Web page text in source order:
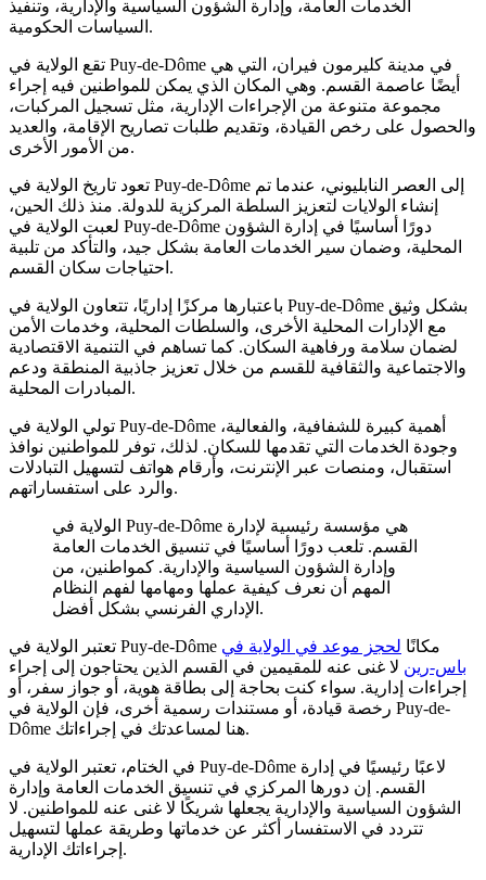
الخدمات العامة، وإدارة الشؤون السياسية والإدارية، وتنفيذ
السياسات الحكومية.
تقع الولاية في Puy-de-Dôme في مدينة كليرمون فيران، التي هي
أيضًا عاصمة القسم. وهي المكان الذي يمكن للمواطنين فيه إجراء
مجموعة متنوعة من الإجراءات الإدارية، مثل تسجيل المركبات،
والحصول على رخص القيادة، وتقديم طلبات تصاريح الإقامة، والعديد
من الأمور الأخرى.
تعود تاريخ الولاية في Puy-de-Dôme إلى العصر النابليوني، عندما تم
إنشاء الولايات لتعزيز السلطة المركزية للدولة. منذ ذلك الحين،
لعبت الولاية في Puy-de-Dôme دورًا أساسيًا في إدارة الشؤون
المحلية، وضمان سير الخدمات العامة بشكل جيد، والتأكد من تلبية
احتياجات سكان القسم.
باعتبارها مركزًا إداريًا، تتعاون الولاية في Puy-de-Dôme بشكل وثيق
مع الإدارات المحلية الأخرى، والسلطات المحلية، وخدمات الأمن
لضمان سلامة ورفاهية السكان. كما تساهم في التنمية الاقتصادية
والاجتماعية والثقافية للقسم من خلال تعزيز جاذبية المنطقة ودعم
المبادرات المحلية.
تولي الولاية في Puy-de-Dôme أهمية كبيرة للشفافية، والفعالية،
وجودة الخدمات التي تقدمها للسكان. لذلك، توفر للمواطنين نوافذ
استقبال، ومنصات عبر الإنترنت، وأرقام هواتف لتسهيل التبادلات
والرد على استفساراتهم.
الولاية في Puy-de-Dôme هي مؤسسة رئيسية لإدارة
القسم. تلعب دورًا أساسيًا في تنسيق الخدمات العامة
وإدارة الشؤون السياسية والإدارية. كمواطنين، من
المهم أن نعرف كيفية عملها ومهامها لفهم النظام
الإداري الفرنسي بشكل أفضل.
تعتبر الولاية في Puy-de-Dôme مكانًا لحجز موعد في الولاية في
باس-رين لا غنى عنه للمقيمين في القسم الذين يحتاجون إلى إجراء
إجراءات إدارية. سواء كنت بحاجة إلى بطاقة هوية، أو جواز سفر، أو
رخصة قيادة، أو مستندات رسمية أخرى، فإن الولاية في Puy-de-
Dôme هنا لمساعدتك في إجراءاتك.
في الختام، تعتبر الولاية في Puy-de-Dôme لاعبًا رئيسيًا في إدارة
القسم. إن دورها المركزي في تنسيق الخدمات العامة وإدارة
الشؤون السياسية والإدارية يجعلها شريكًا لا غنى عنه للمواطنين. لا
تتردد في الاستفسار أكثر عن خدماتها وطريقة عملها لتسهيل
إجراءاتك الإدارية.